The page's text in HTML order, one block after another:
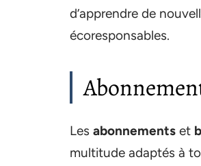
d’apprendre de
écoresponsables.
Les abonnements et
multitude adaptés à